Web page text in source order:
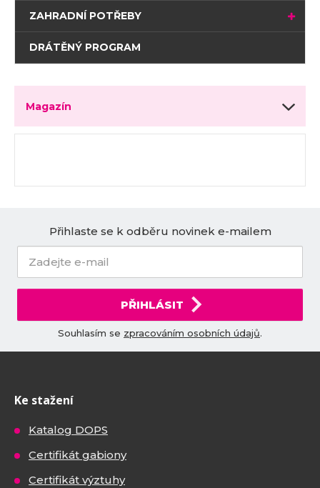
ZAHRADNÍ POTŘEBY
DRÁTĚNÝ PROGRAM
Magazín
Přihlaste se k odběru novinek e-mailem
PŘIHLÁSIT
Souhlasím se zpracováním osobních údajů.
Ke stažení
Katalog DOPS
Certifikát gabiony
Certifikát výztuhy